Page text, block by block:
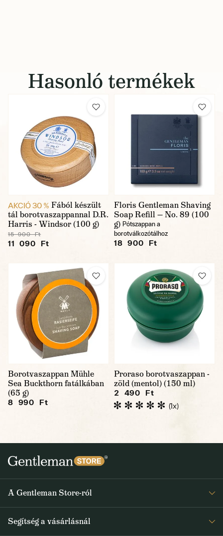
Hasonló termékek
AKCIÓ 30 % Fából készült
tál borotvaszappannal D.R.
Harris - Windsor (100 g)
15 900 Ft
11 090 Ft
Floris Gentleman Shaving
Soap Refill — No. 89 (100
g) Pótszappan a
borotválkozótálhoz
18 900 Ft
Borotvaszappan Mühle
Sea Buckthorn fatálkában
(65 g)
8 990 Ft
Proraso borotvaszappan -
zöld (mentol) (150 ml)
2 490 Ft
(1x)
A Gentleman Store-ról
Rólunk
Segítség a vásárlásnál